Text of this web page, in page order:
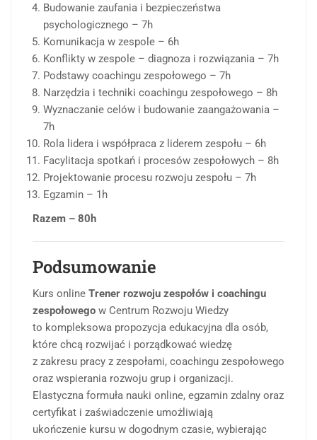
Budowanie zaufania i bezpieczeństwa
psychologicznego – 7h
Komunikacja w zespole – 6h
Konflikty w zespole – diagnoza i rozwiązania – 7h
Podstawy coachingu zespołowego – 7h
Narzędzia i techniki coachingu zespołowego – 8h
Wyznaczanie celów i budowanie zaangażowania –
7h
Rola lidera i współpraca z liderem zespołu – 6h
Facylitacja spotkań i procesów zespołowych – 8h
Projektowanie procesu rozwoju zespołu – 7h
Egzamin – 1h
Razem – 80h
Podsumowanie
Kurs online Trener rozwoju zespołów i coachingu
zespołowego w Centrum Rozwoju Wiedzy
to kompleksowa propozycja edukacyjna dla osób,
które chcą rozwijać i porządkować wiedzę
z zakresu pracy z zespołami, coachingu zespołowego
oraz wspierania rozwoju grup i organizacji.
Elastyczna formuła nauki online, egzamin zdalny oraz
certyfikat i zaświadczenie umożliwiają
ukończenie kursu w dogodnym czasie, wybierając